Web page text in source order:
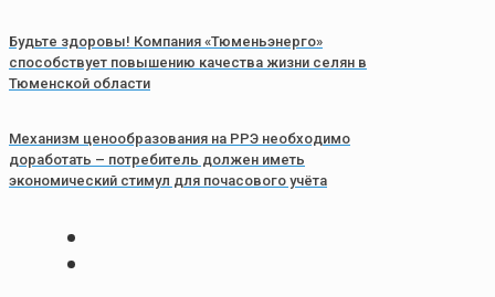
Будьте здоровы! Компания «Тюменьэнерго»
способствует повышению качества жизни селян в
Тюменской области
Механизм ценообразования на РРЭ необходимо
доработать – потребитель должен иметь
экономический стимул для почасового учёта